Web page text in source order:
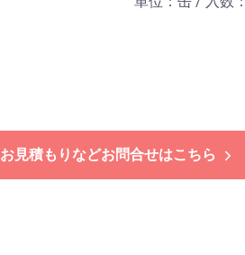
お見積もりなどお問合せはこちら